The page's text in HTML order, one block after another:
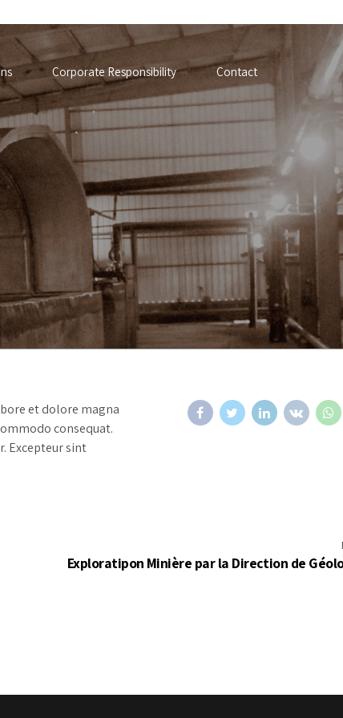
Corporate Responsibility Contact
et dolore magna
consequat.
Excepteur sint
Exploratipon Minière par la Direction de